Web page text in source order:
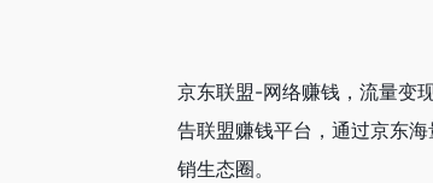
京东联盟-网络赚钱，流量变
告联盟赚钱平台，通过京东
销生态圈。